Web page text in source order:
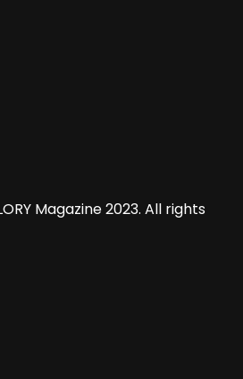
Magazine 2023. All rights